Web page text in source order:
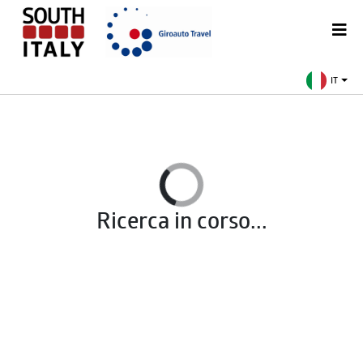
IT
Ricerca in corso...